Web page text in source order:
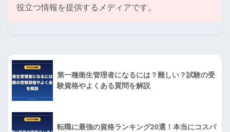
役立つ情報を提供するメディアです。
第一種衛生管理者になるには？難しい？試験の受
験資格やよくある質問を解説
転職に最強の資格ランキング20選！本当にコスパ